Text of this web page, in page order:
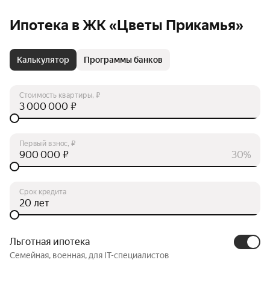
Ипотека в ЖК «Цветы Прикамья»
Калькулятор Программы банков
Стоимость квартиры, ₽
₽
Первый взнос, ₽
30%
₽
Срок кредита
лет
Льготная ипотека
Семейная, военная, для IT-специалистов